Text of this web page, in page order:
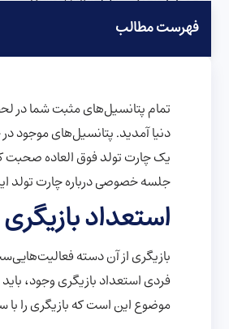
فهرست مطالب
تمام پتانسیل‌های مثبت شما در
دنیا آمدید. پتانسیل‌های موجود
جلسه خصوصی درباره چارت تولد
استعداد
بازیگری از آن دسته
فردی استعداد بازیگری وجود،
موضوع این است که بازیگری را